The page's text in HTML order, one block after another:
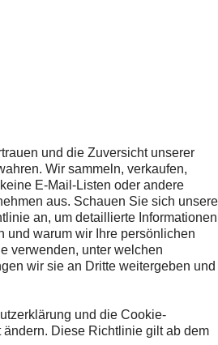
und die Zuversicht unserer
Wir sammeln, verkaufen,
E-Mail-Listen oder andere
aus. Schauen Sie sich unsere
an, um detaillierte Informationen
und warum wir Ihre persönlichen
verwenden, unter welchen
wir sie an Dritte weitergeben und
und die Cookie-
Diese Richtlinie gilt ab dem